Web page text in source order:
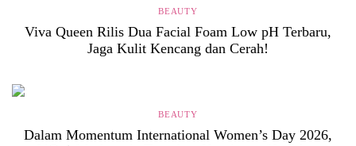
BEAUTY
Viva Queen Rilis Dua Facial Foam Low pH Terbaru,
Jaga Kulit Kencang dan Cerah!
BEAUTY
Dalam Momentum International Women’s Day 2026,